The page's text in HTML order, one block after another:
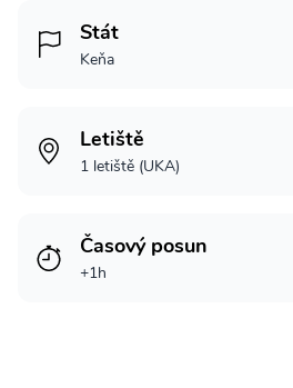
Stát
Keňa
Letiště
1 letiště (UKA)
Časový posun
+1h